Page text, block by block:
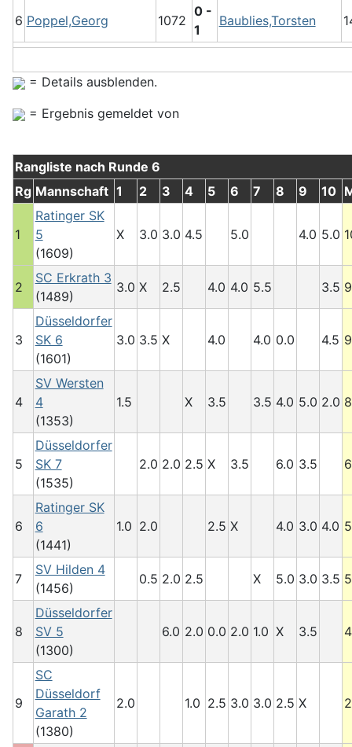
6 Poppel,Georg 1072
0 -
1
Baublies,Torsten
= Details ausblenden.
= Ergebnis gemeldet von
Rangliste nach Runde 6
Rg Mannschaft 1 2 3 4 5 6 7 8 9 10
1
Ratinger SK
5
(1609)
X 3.0 3.0 4.5 5.0 4.0 5.0
2
SC Erkrath 3
(1489)
3.0 X 2.5 4.0 4.0 5.5 3.5 9
3
Düsseldorfer
SK 6
(1601)
3.0 3.5 X 4.0 4.0 0.0 4.5 9
4
SV Wersten
4
(1353)
1.5 X 3.5 3.5 4.0 5.0 2.0 8
5
Düsseldorfer
SK 7
(1535)
2.0 2.0 2.5 X 3.5 6.0 3.5 6
6
Ratinger SK
6
(1441)
1.0 2.0 2.5 X 4.0 3.0 4.0 5
7
SV Hilden 4
(1456)
0.5 2.0 2.5 X 5.0 3.0 3.5 5
8
Düsseldorfer
SV 5
(1300)
6.0 2.0 0.0 2.0 1.0 X 3.5 4
9
SC
Düsseldorf
Garath 2
(1380)
2.0 1.0 2.5 3.0 3.0 2.5 X 2